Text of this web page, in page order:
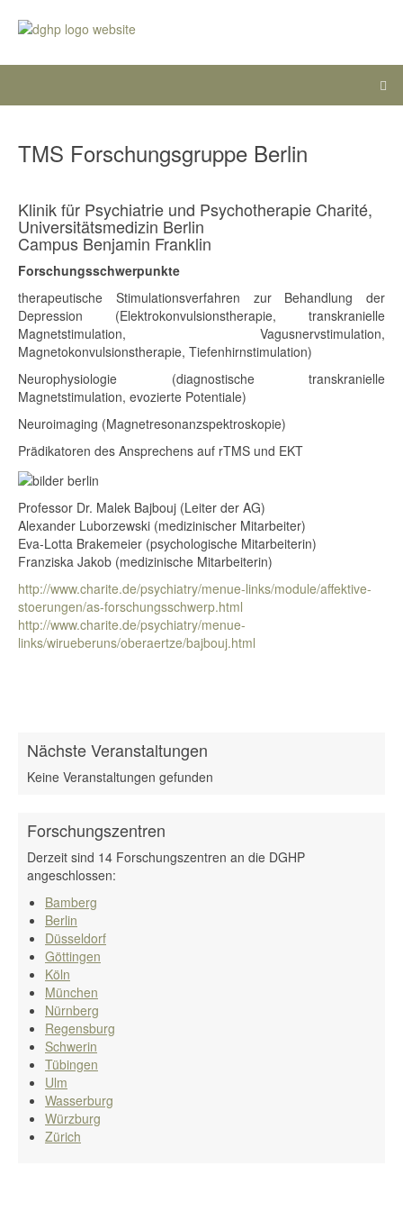
TMS Forschungsgruppe Berlin
Klinik für Psychiatrie und Psychotherapie Charité,
Universitätsmedizin Berlin
Campus Benjamin Franklin
Forschungsschwerpunkte
therapeutische Stimulationsverfahren zur Behandlung der
Depression (Elektrokonvulsionstherapie, transkranielle
Magnetstimulation, Vagusnervstimulation,
Magnetokonvulsionstherapie, Tiefenhirnstimulation)
Neurophysiologie (diagnostische transkranielle
Magnetstimulation, evozierte Potentiale)
Neuroimaging (Magnetresonanzspektroskopie)
Prädikatoren des Ansprechens auf rTMS und EKT
Professor Dr. Malek Bajbouj (Leiter der AG)
Alexander Luborzewski (medizinischer Mitarbeiter)
Eva-Lotta Brakemeier (psychologische Mitarbeiterin)
Franziska Jakob (medizinische Mitarbeiterin)
http://www.charite.de/psychiatry/menue-links/module/affektive-
stoerungen/as-forschungsschwerp.html
http://www.charite.de/psychiatry/menue-
links/wirueberuns/oberaertze/bajbouj.html
Nächste Veranstaltungen
Keine Veranstaltungen gefunden
Forschungszentren
Derzeit sind 14 Forschungszentren an die DGHP
angeschlossen:
Bamberg
Berlin
Düsseldorf
Göttingen
Köln
München
Nürnberg
Regensburg
Schwerin
Tübingen
Ulm
Wasserburg
Würzburg
Zürich